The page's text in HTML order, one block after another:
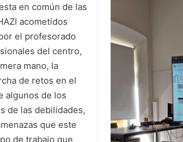
en común de las
acometidos
el profesorado
del centro,
mano, la
de retos en el
algunos de los
de las debilidades,
que este
de trabajo que